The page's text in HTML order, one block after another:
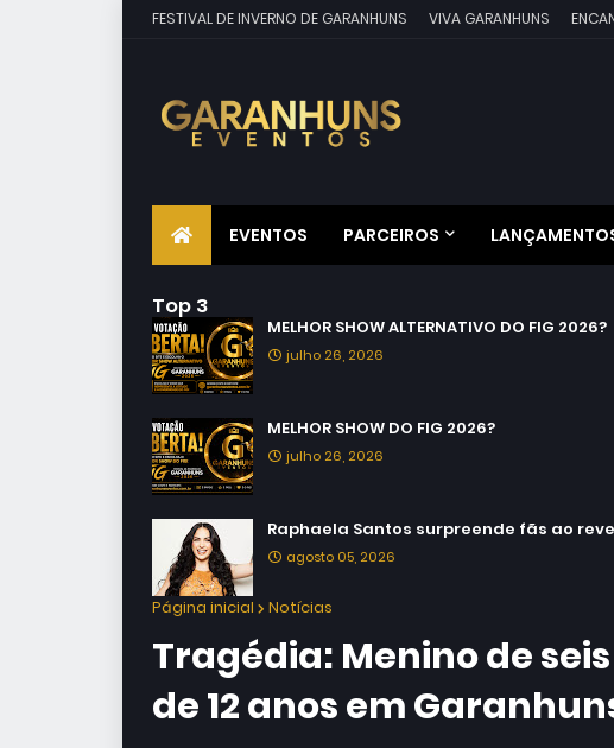
FESTIVAL DE INVERNO DE GARANHUNS VIVA GARANHUNS
EVENTOS PARCEIROS
Top 3
MELHOR SHOW ALTERNATIVO DO FIG 2026?
julho 26, 2026
MELHOR SHOW DO FIG 2026?
julho 26, 2026
Raphaela Santos surpreende fãs ao
agosto 05, 2026
Página inicial Notícias
Tragédia: Menino de
de 12 anos em